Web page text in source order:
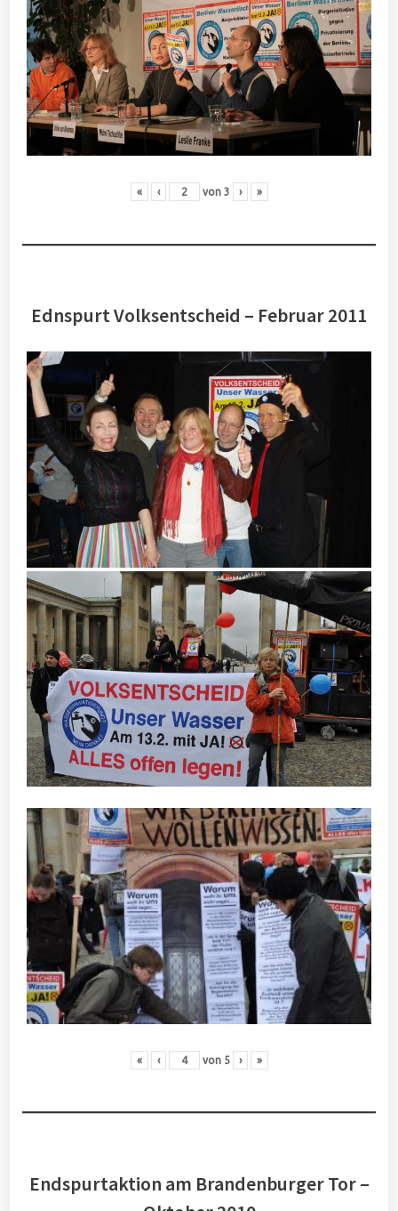
« ‹ von 3 › »
Ednspurt Volksentscheid – Februar 2011
« ‹ von 5 › »
Endspurtaktion am Brandenburger Tor –